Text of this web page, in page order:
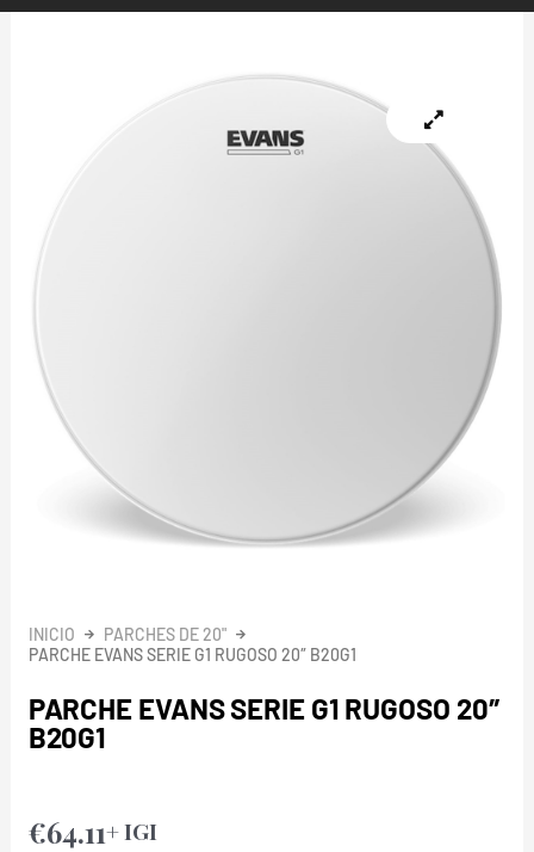
INICIO
PARCHES DE 20"
PARCHE EVANS SERIE G1 RUGOSO 20″ B20G1
PARCHE EVANS SERIE G1 RUGOSO 20″
B20G1
€64.11+ IGI